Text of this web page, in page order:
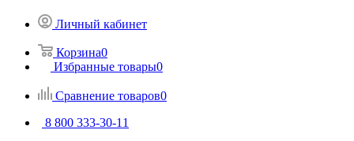
Личный кабинет
Корзина0
Избранные товары0
Сравнение товаров0
8 800 333-30-11